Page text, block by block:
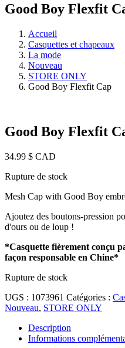
Good Boy Flexfit
Accueil
Casquettes et chapeaux
La mode
Nouveau
STORE ONLY
Good Boy Flexfit Cap
Good Boy Flexfit
34.99 $ CAD
Rupture de stock
Mesh Cap with Good Boy
Ajoutez des boutons-pression
d'ours ou de loup !
*Casquette fièrement conçu
façon responsable en Chine*
Rupture de stock
UGS : 1073961 Catégories :
Nouveau, STORE ONLY
Description
Informations